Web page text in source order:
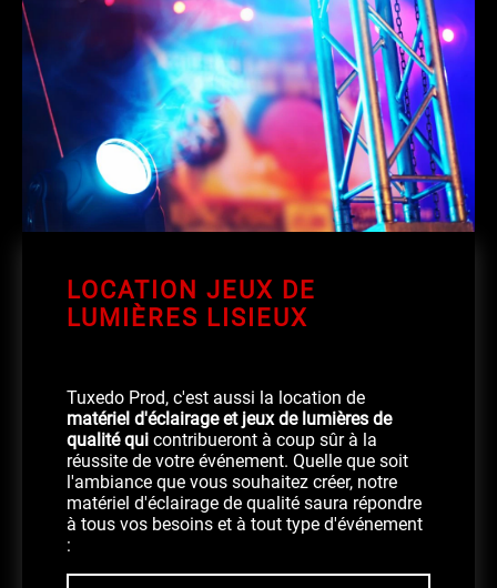
LOCATION JEUX DE
LUMIÈRES LISIEUX
Tuxedo Prod, c'est aussi la location de
matériel d'éclairage et jeux de lumières de
qualité qui contribueront à coup sûr à la
réussite de votre événement. Quelle que soit
l'ambiance que vous souhaitez créer, notre
matériel d'éclairage de qualité saura répondre
à tous vos besoins et à tout type d'événement
: